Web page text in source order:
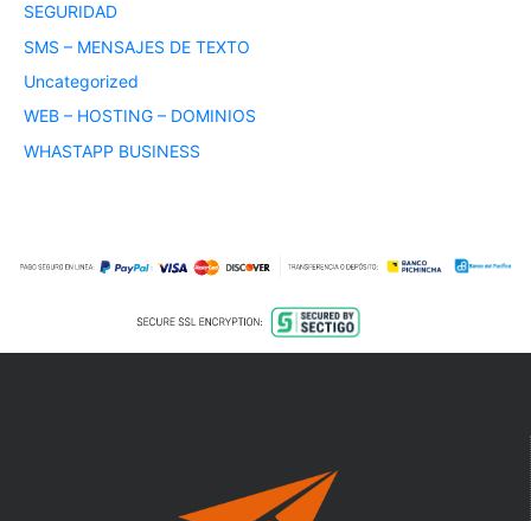
SEGURIDAD
SMS – MENSAJES DE TEXTO
Uncategorized
WEB – HOSTING – DOMINIOS
WHASTAPP BUSINESS